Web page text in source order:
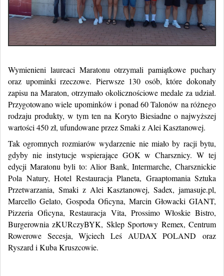
Wymienieni laureaci Maratonu otrzymali pamiątkowe puchary
oraz upominki rzeczowe. Pierwsze 130 osób, które dokonały
zapisu na Maraton, otrzymało okolicznościowe medale za udział.
Przygotowano wiele upominków i ponad 60 Talonów na różnego
rodzaju produkty, w tym ten na Koryto Biesiadne o najwyższej
wartości 450 zł, ufundowane przez Smaki z Alei Kasztanowej.
Tak ogromnych rozmiarów wydarzenie nie miało by racji bytu,
gdyby nie instytucje wspierające GOK w Charsznicy. W tej
edycji Maratonu byli to: Alior Bank, Intermarche, Charsznickie
Pola Natury, Hotel Restauracja Planeta, Graaptomania Sztuka
Przetwarzania, Smaki z Alei Kasztanowej, Sadex, jamasuje.pl,
Marcello Gelato, Gospoda Oficyna, Marcin Głowacki GIANT,
Pizzeria Oficyna, Restauracja Vita, Prossimo Włoskie Bistro,
Burgerownia zKURczyBYK, Sklep Sportowy Remex, Centrum
Rowerowe Secesja, Wjciech Leś AUDAX POLAND oraz
Ryszard i Kuba Kruszcowie.